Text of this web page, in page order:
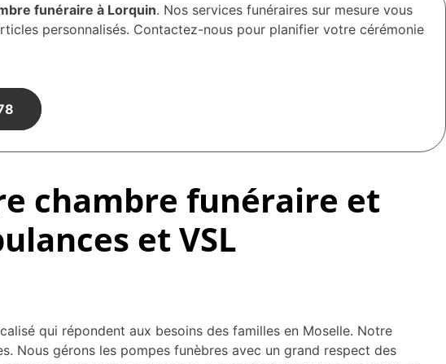
funéraire à Lorquin. Nos services funéraires sur mesure vous
personnalisés. Contactez-nous pour planifier votre cérémonie
chambre funéraire et
et VSL
qui répondent aux besoins des familles en Moselle. Notre
Nous gérons les pompes funèbres avec un grand respect des